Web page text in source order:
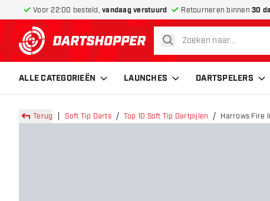
Voor 22:00 besteld, vandaag verstuurd Retourneren binnen 30
terug naar home pagina
zoeken
ALLE CATEGORIEËN LAUNCHES DARTSPELERS
Terug Soft Tip Darts Top 10 Soft Tip Dartpijlen Harrows Fire